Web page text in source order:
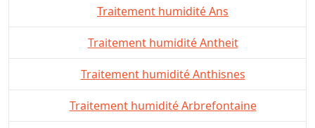
Traitement humidité Ans
Traitement humidité Antheit
Traitement humidité Anthisnes
Traitement humidité Arbrefontaine